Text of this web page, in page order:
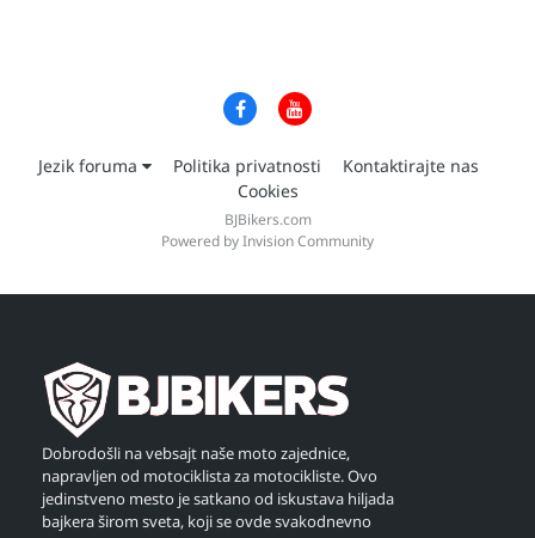
Jezik foruma Politika privatnosti
Kontaktirajte nas
Cookies
BJBikers.com
Powered by Invision Community
Dobrodošli na vebsajt naše moto zajednice,
napravljen od motociklista za motocikliste. Ovo
jedinstveno mesto je satkano od iskustava hiljada
bajkera širom sveta, koji se ovde svakodnevno